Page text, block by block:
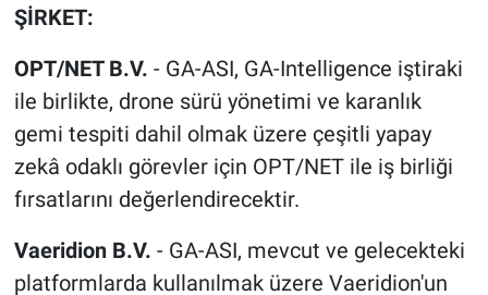
ŞİRKET:
OPT/NET B.V. - GA-ASI, GA-Intelligence iştiraki
ile birlikte, drone sürü yönetimi ve karanlık
gemi tespiti dahil olmak üzere çeşitli yapay
zekâ odaklı görevler için OPT/NET ile iş birliği
fırsatlarını değerlendirecektir.
Vaeridion B.V. - GA-ASI, mevcut ve gelecekteki
platformlarda kullanılmak üzere Vaeridion'un